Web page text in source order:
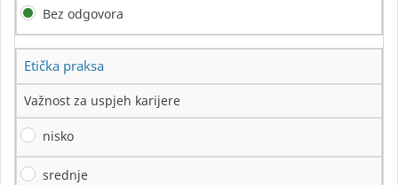
Bez odgovora
Etička praksa
Važnost za uspjeh karijere
nisko
srednje